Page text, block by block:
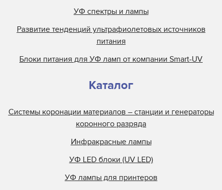
УФ спектры и лампы
Развитие тенденций ультрафиолетовых источников
питания
Блоки питания для УФ ламп от компании Smart-UV
Каталог
Системы коронации материалов – станции и генераторы
коронного разряда
Инфракрасные лампы
УФ LED блоки (UV LED)
УФ лампы для принтеров